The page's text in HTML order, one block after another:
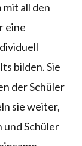
all den
eine
bilden. Sie
der Schüler
sie weiter,
und Schüler